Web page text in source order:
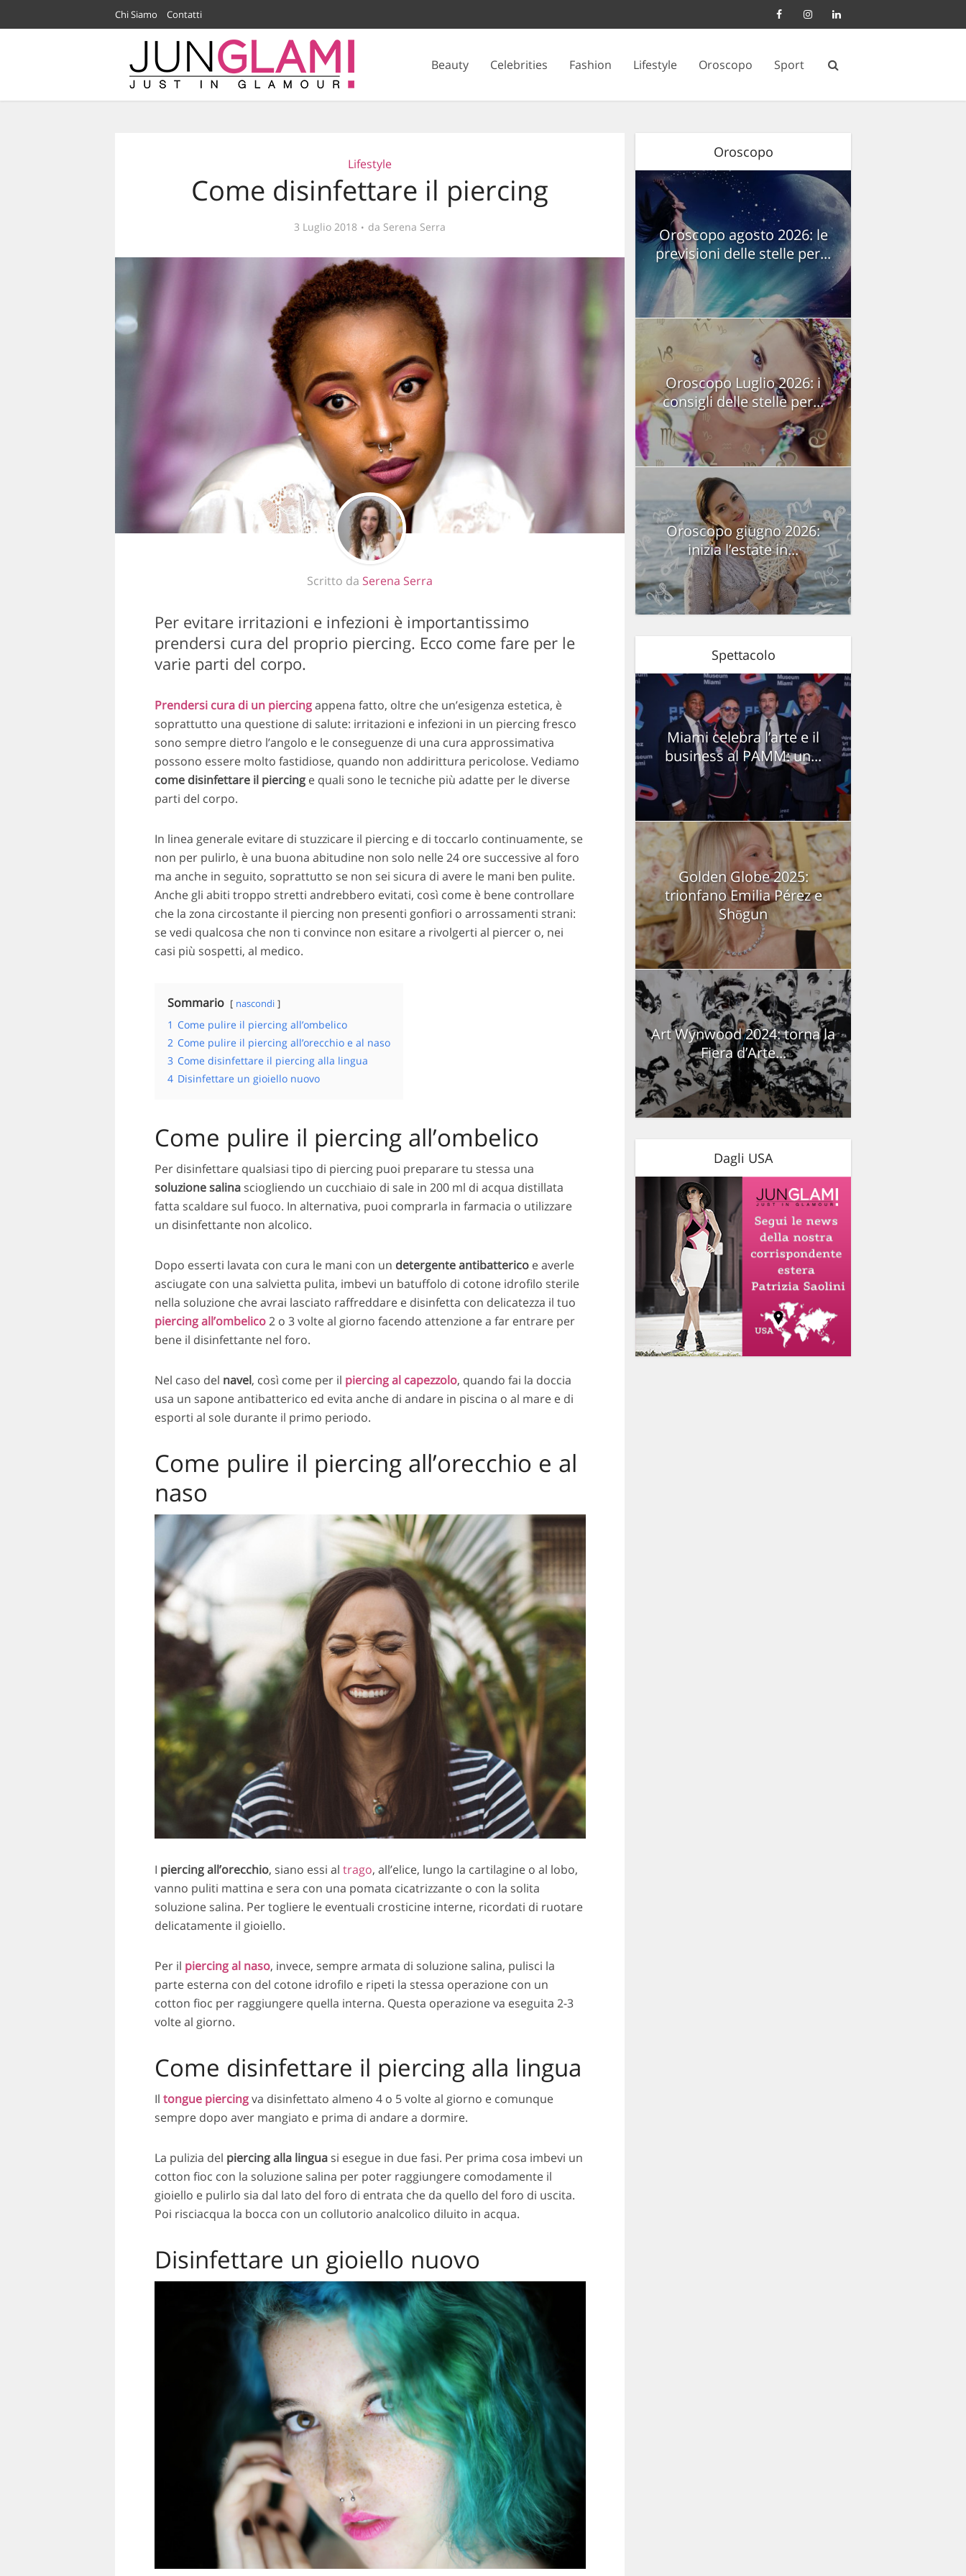
Chi Siamo Contatti
Beauty Celebrities Fashion Lifestyle Oroscopo Sport
Lifestyle
Come disinfettare il piercing
3 Luglio 2018 da Serena Serra
Scritto da Serena Serra
Per evitare irritazioni e infezioni è importantissimo
prendersi cura del proprio piercing. Ecco come fare per le
varie parti del corpo.
Prendersi cura di un piercingappena fatto, oltre che un’esigenza estetica, è
soprattutto una questione di salute: irritazioni e infezioni in un piercing fresco
sono sempre dietro l’angolo e le conseguenze di una cura approssimativa
possono essere molto fastidiose, quando non addirittura pericolose. Vediamo
come disinfettare il piercinge quali sono le tecniche più adatte per le diverse
parti del corpo.
In linea generale evitare di stuzzicare il piercing e di toccarlo continuamente, se
non per pulirlo, è una buona abitudine non solo nelle 24 ore successive al foro
ma anche in seguito, soprattutto se non sei sicura di avere le mani ben pulite.
Anche gli abiti troppo stretti andrebbero evitati, così come è bene controllare
che la zona circostante il piercing non presenti gonfiori o arrossamenti strani:
se vedi qualcosa che non ti convince non esitare a rivolgerti al piercer o, nei
casi più sospetti, al medico.
Sommario nascondi
1 Come pulire il piercing all’ombelico
2 Come pulire il piercing all’orecchio e al naso
3 Come disinfettare il piercing alla lingua
4 Disinfettare un gioiello nuovo
Come pulire il piercing all’ombelico
Per disinfettare qualsiasi tipo di piercing puoi preparare tu stessa una
soluzione salinasciogliendo un cucchiaio di sale in 200 ml di acqua distillata
fatta scaldare sul fuoco. In alternativa, puoi comprarla in farmacia o utilizzare
un disinfettante non alcolico.
Dopo esserti lavata con cura le mani con un detergente antibattericoe averle
asciugate con una salvietta pulita, imbevi un batuffolo di cotone idrofilo sterile
nella soluzione che avrai lasciato raffreddare e disinfetta con delicatezza il tuo
piercing all’ombelico2 o 3 volte al giorno facendo attenzione a far entrare per
bene il disinfettante nel foro.
Nel caso del navel, così come per il piercing al capezzolo, quando fai la doccia
usa un sapone antibatterico ed evita anche di andare in piscina o al mare e di
esporti al sole durante il primo periodo.
Come pulire il piercing all’orecchio e al
naso
I piercing all’orecchio, siano essi al trago, all’elice, lungo la cartilagine o al lobo,
vanno puliti mattina e sera con una pomata cicatrizzante o con la solita
soluzione salina. Per togliere le eventuali crosticine interne, ricordati di ruotare
delicatamente il gioiello.
Per il piercing al naso, invece, sempre armata di soluzione salina, pulisci la
parte esterna con del cotone idrofilo e ripeti la stessa operazione con un
cotton fioc per raggiungere quella interna. Questa operazione va eseguita 2-3
volte al giorno.
Come disinfettare il piercing alla lingua
Il tongue piercingva disinfettato almeno 4 o 5 volte al giorno e comunque
sempre dopo aver mangiato e prima di andare a dormire.
La pulizia del piercing alla linguasi esegue in due fasi. Per prima cosa imbevi un
cotton fioc con la soluzione salina per poter raggiungere comodamente il
gioiello e pulirlo sia dal lato del foro di entrata che da quello del foro di uscita.
Poi risciacqua la bocca con un collutorio analcolico diluito in acqua.
Disinfettare un gioiello nuovo
Oroscopo
Oroscopo agosto 2026: le
previsioni delle stelle per...
Oroscopo Luglio 2026: i
consigli delle stelle per...
Oroscopo giugno 2026:
inizia l’estate in...
Spettacolo
Miami celebra l’arte e il
business al PAMM: un...
Golden Globe 2025:
trionfano Emilia Pérez e
Shōgun
Art Wynwood 2024: torna la
Fiera d’Arte...
Dagli USA